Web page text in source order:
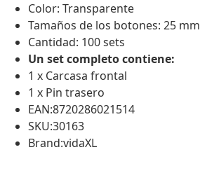
Color: Transparente
Tamaños de los botones: 25 mm
Cantidad: 100 sets
Un set completo contiene:
1 x Carcasa frontal
1 x Pin trasero
EAN:8720286021514
SKU:30163
Brand:vidaXL